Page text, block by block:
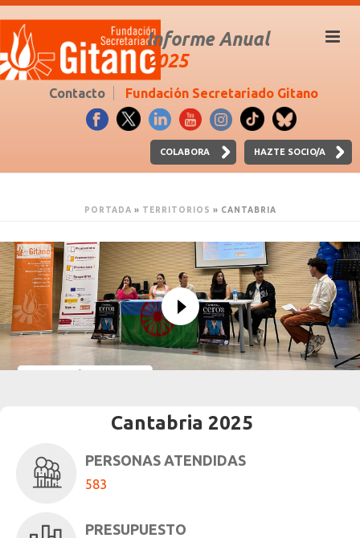
Informe Anual
2025
Contacto Fundación Secretariado Gitano
COLABORA HAZTE SOCIO/A
PORTADA » TERRITORIOS » CANTABRIA
Mesa de Referentes
Cantabria 2025
PERSONAS ATENDIDAS
583
PRESUPUESTO